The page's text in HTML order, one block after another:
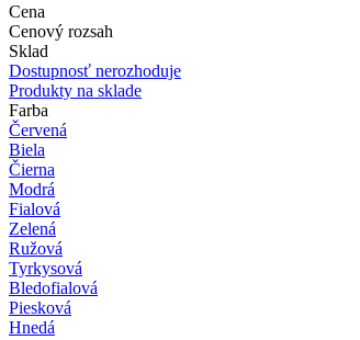
Cena
Cenový rozsah
Sklad
Dostupnosť nerozhoduje
Produkty na sklade
Farba
Červená
Biela
Čierna
Modrá
Fialová
Zelená
Ružová
Tyrkysová
Bledofialová
Piesková
Hnedá